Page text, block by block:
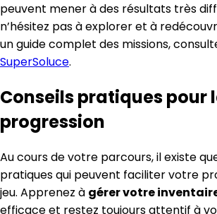
peuvent mener à des résultats très
n’hésitez pas à explorer et à
un guide complet des missions,
SuperSoluce.
Conseils pratiques pour
progression
Au cours de votre parcours, il existe
pratiques qui peuvent faciliter votre
jeu. Apprenez à gérer votre
efficace et restez toujours attentif à